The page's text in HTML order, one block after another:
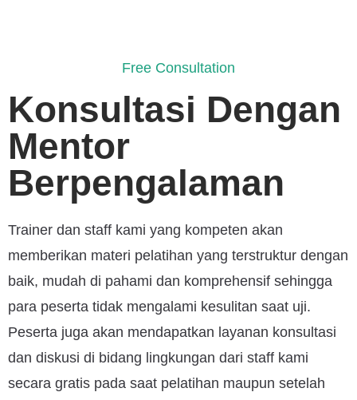
Free Consultation
Konsultasi Dengan
Mentor
Berpengalaman
Trainer dan staff kami yang kompeten akan
memberikan materi pelatihan yang terstruktur dengan
baik, mudah di pahami dan komprehensif sehingga
para peserta tidak mengalami kesulitan saat uji.
Peserta juga akan mendapatkan layanan konsultasi
dan diskusi di bidang lingkungan dari staff kami
secara gratis pada saat pelatihan maupun setelah